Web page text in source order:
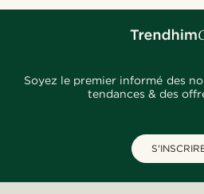
Soyez le premier informé des
tendances & des